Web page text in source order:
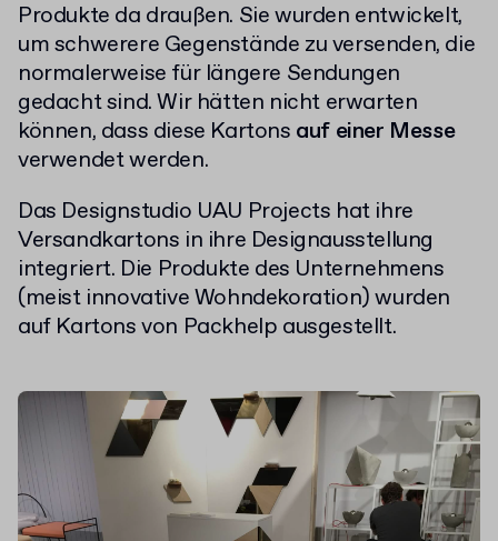
Produkte da draußen. Sie wurden entwickelt,
um schwerere Gegenstände zu versenden, die
normalerweise für längere Sendungen
gedacht sind. Wir hätten nicht erwarten
können, dass diese Kartons auf einer Messe
verwendet werden.
Das Designstudio UAU Projects hat ihre
Versandkartons in ihre Designausstellung
integriert. Die Produkte des Unternehmens
(meist innovative Wohndekoration) wurden
auf Kartons von Packhelp ausgestellt.